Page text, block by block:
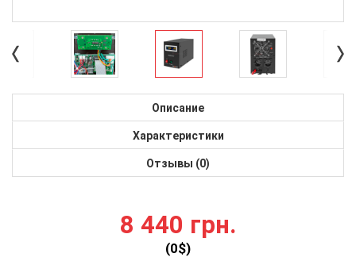
Описание
Характеристики
Отзывы (0)
8 440 грн.
(0$)